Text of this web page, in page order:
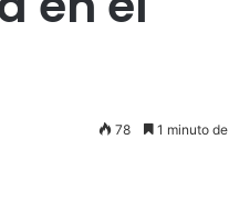
78 1 minuto